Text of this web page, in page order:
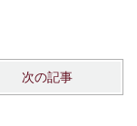
次の記事